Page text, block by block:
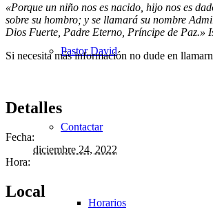
Pastor David
Contactar
Horarios
«Porque un niño nos es nacido, hijo nos es
sobre su hombro; y se llamará su nombre
Dios Fuerte, Padre Eterno, Príncipe de Paz.»
Si necesita más información no dude en
Detalles
Fecha:
diciembre 24, 2022
Hora:
Local